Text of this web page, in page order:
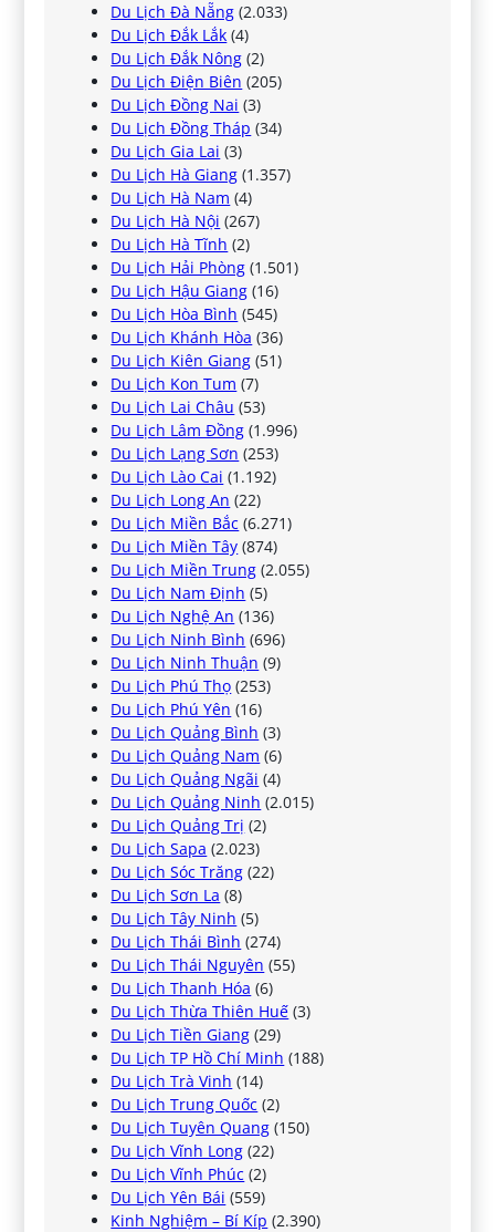
Du Lịch Đà Nẵng (2.033)
Du Lịch Đắk Lắk (4)
Du Lịch Đắk Nông (2)
Du Lịch Điện Biên (205)
Du Lịch Đồng Nai (3)
Du Lịch Đồng Tháp (34)
Du Lịch Gia Lai (3)
Du Lịch Hà Giang (1.357)
Du Lịch Hà Nam (4)
Du Lịch Hà Nội (267)
Du Lịch Hà Tĩnh (2)
Du Lịch Hải Phòng (1.501)
Du Lịch Hậu Giang (16)
Du Lịch Hòa Bình (545)
Du Lịch Khánh Hòa (36)
Du Lịch Kiên Giang (51)
Du Lịch Kon Tum (7)
Du Lịch Lai Châu (53)
Du Lịch Lâm Đồng (1.996)
Du Lịch Lạng Sơn (253)
Du Lịch Lào Cai (1.192)
Du Lịch Long An (22)
Du Lịch Miền Bắc (6.271)
Du Lịch Miền Tây (874)
Du Lịch Miền Trung (2.055)
Du Lịch Nam Định (5)
Du Lịch Nghệ An (136)
Du Lịch Ninh Bình (696)
Du Lịch Ninh Thuận (9)
Du Lịch Phú Thọ (253)
Du Lịch Phú Yên (16)
Du Lịch Quảng Bình (3)
Du Lịch Quảng Nam (6)
Du Lịch Quảng Ngãi (4)
Du Lịch Quảng Ninh (2.015)
Du Lịch Quảng Trị (2)
Du Lịch Sapa (2.023)
Du Lịch Sóc Trăng (22)
Du Lịch Sơn La (8)
Du Lịch Tây Ninh (5)
Du Lịch Thái Bình (274)
Du Lịch Thái Nguyên (55)
Du Lịch Thanh Hóa (6)
Du Lịch Thừa Thiên Huế (3)
Du Lịch Tiền Giang (29)
Du Lịch TP Hồ Chí Minh (188)
Du Lịch Trà Vinh (14)
Du Lịch Trung Quốc (2)
Du Lịch Tuyên Quang (150)
Du Lịch Vĩnh Long (22)
Du Lịch Vĩnh Phúc (2)
Du Lịch Yên Bái (559)
Kinh Nghiệm – Bí Kíp (2.390)